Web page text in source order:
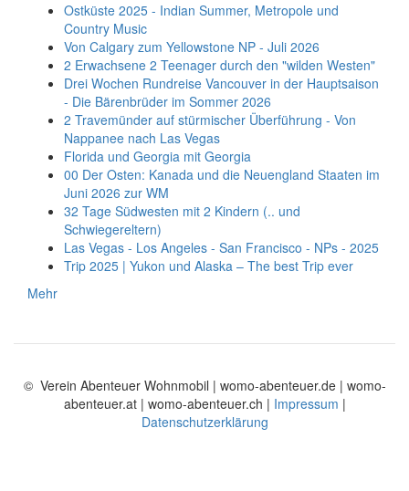
Ostküste 2025 - Indian Summer, Metropole und
Country Music
Von Calgary zum Yellowstone NP - Juli 2026
2 Erwachsene 2 Teenager durch den "wilden Westen"
Drei Wochen Rundreise Vancouver in der Hauptsaison
- Die Bärenbrüder im Sommer 2026
2 Travemünder auf stürmischer Überführung - Von
Nappanee nach Las Vegas
Florida und Georgia mit Georgia
00 Der Osten: Kanada und die Neuengland Staaten im
Juni 2026 zur WM
32 Tage Südwesten mit 2 Kindern (.. und
Schwiegereltern)
Las Vegas - Los Angeles - San Francisco - NPs - 2025
Trip 2025 | Yukon und Alaska – The best Trip ever
Mehr
© Verein Abenteuer Wohnmobil | womo-abenteuer.de | womo-
abenteuer.at | womo-abenteuer.ch | Impressum |
Datenschutzerklärung